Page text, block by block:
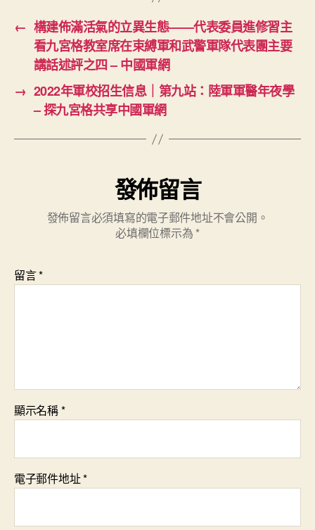
← 構建佈滿活氣的立異生態——代表委員進修習主
看九宮格教室席在束縛軍和武警軍隊代表團主要
講話述評之四 – 中國軍網
→ 2022年軍校招生信息｜第九站：陸軍軍醫年夜學
– 探九宮格共享中國軍網
發佈留言
發佈留言必須填寫的電子郵件地址不會公開。
必填欄位標示為 *
留言*
顯示名稱*
電子郵件地址*